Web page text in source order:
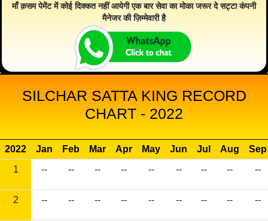
माँ क़सम पेमेंट में कोई दिक्कत नहीं आयेगी एक बार सेवा का मोका जरूर दे सट्टा कंपनी
मैनेजर की ज़िम्मेवारी है
SILCHAR SATTA KING RECORD
CHART - 2022
2022 Jan Feb Mar Apr May Jun Jul Aug
Sep
1
-- -- -- -- -- -- -- -- --
2 -- -- -- -- -- -- -- -- --